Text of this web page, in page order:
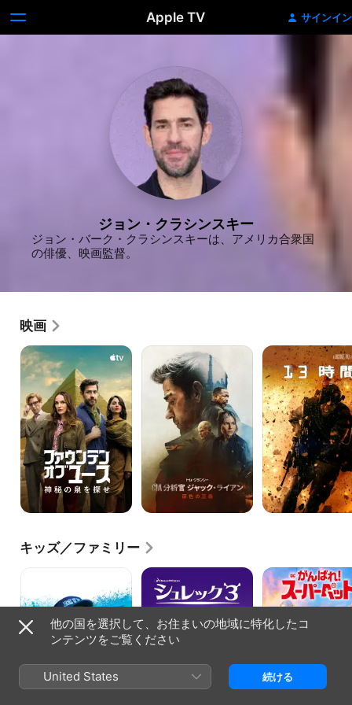
Apple TV サインイン
ジョン・クラシンスキー
ジョン・バーク・クラシンスキーは、アメリカ合衆国
の俳優、映画監督。
映画
フ
ァ
ウ
ン
テ
ン・
オ
ブ・
ユ
ー
ス
神
秘
の
を
探
ト
ム・
ク
Ｃ
Ｉ
Ａ
析
官
ャ
ッ
ク・
ラ
灰
色
正
13
時
間
ベ
ン
ガ
ジ
の
秘
密
の
兵
士
キッズ／ファミリー
ス
ー
ズ・
ニ
ー
シ
ク
3
DC
が
ん
れ!
パ
ー
ペ
他の国を選択して、お住まいの地域に特化したコ
ンテンツをご覧ください
United States 続ける